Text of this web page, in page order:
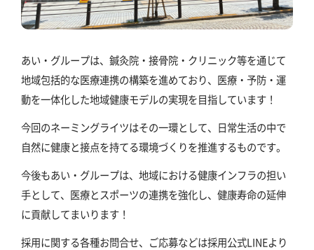
あい・グループは、鍼灸院・接骨院・クリニック等を通じて
地域包括的な医療連携の構築を進めており、医療・予防・運
動を一体化した地域健康モデルの実現を目指しています！
今回のネーミングライツはその一環として、日常生活の中で
自然に健康と接点を持てる環境づくりを推進するものです。
今後もあい・グループは、地域における健康インフラの担い
手として、医療とスポーツの連携を強化し、健康寿命の延伸
に貢献してまいります！
採用に関する各種お問合せ、ご応募などは採用公式LINEより